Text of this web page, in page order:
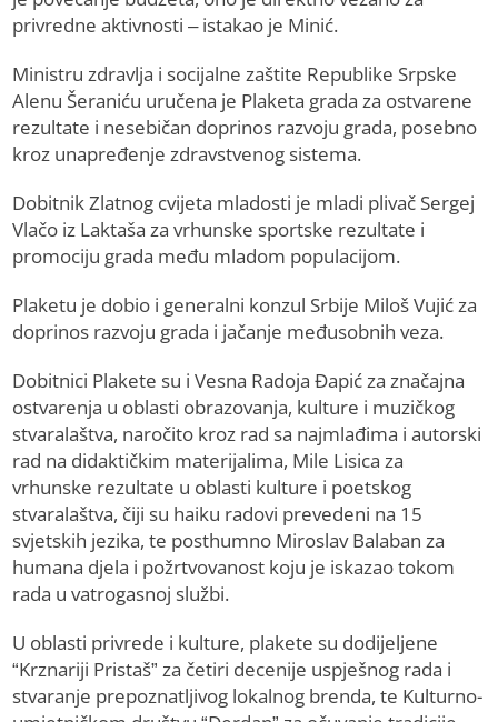
privredne aktivnosti – istakao je Minić.
Ministru zdravlja i socijalne zaštite Republike Srpske
Alenu Šeraniću uručena je Plaketa grada za ostvarene
rezultate i nesebičan doprinos razvoju grada, posebno
kroz unapređenje zdravstvenog sistema.
Dobitnik Zlatnog cvijeta mladosti je mladi plivač Sergej
Vlačo iz Laktaša za vrhunske sportske rezultate i
promociju grada među mladom populacijom.
Plaketu je dobio i generalni konzul Srbije Miloš Vujić za
doprinos razvoju grada i jačanje međusobnih veza.
Dobitnici Plakete su i Vesna Radoja Đapić za značajna
ostvarenja u oblasti obrazovanja, kulture i muzičkog
stvaralaštva, naročito kroz rad sa najmlađima i autorski
rad na didaktičkim materijalima, Mile Lisica za
vrhunske rezultate u oblasti kulture i poetskog
stvaralaštva, čiji su haiku radovi prevedeni na 15
svjetskih jezika, te posthumno Miroslav Balaban za
humana djela i požrtvovanost koju je iskazao tokom
rada u vatrogasnoj službi.
U oblasti privrede i kulture, plakete su dodijeljene
“Krznariji Pristaš” za četiri decenije uspješnog rada i
stvaranje prepoznatljivog lokalnog brenda, te Kulturno-